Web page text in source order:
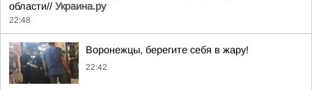
области// Украина.ру
22:48
Воронежцы, берегите себя в жару!
22:42